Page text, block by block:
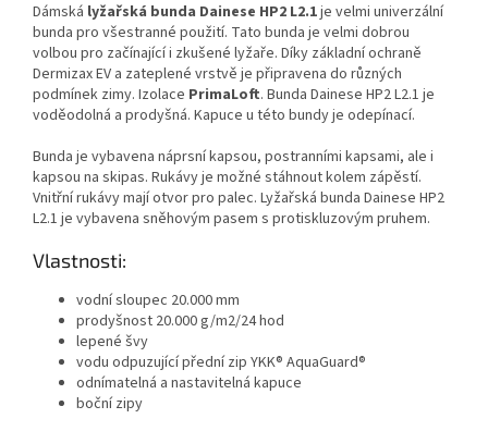
Dámská lyžařská bunda Dainese HP2 L2.1je velmi univerzální
bunda pro všestranné použití. Tato bunda je velmi dobrou
volbou pro začínající i zkušené lyžaře. Díky základní ochraně
Dermizax EV a zateplené vrstvě je připravena do různých
podmínek zimy. Izolace PrimaLoft. Bunda Dainese HP2 L2.1 je
voděodolná a prodyšná. Kapuce u této bundy je odepínací.
Bunda je vybavena náprsní kapsou, postranními kapsami, ale i
kapsou na skipas. Rukávy je možné stáhnout kolem zápěstí.
Vnitřní rukávy mají otvor pro palec. Lyžařská bunda Dainese HP2
L2.1 je vybavena sněhovým pasem s protiskluzovým pruhem.
Vlastnosti:
vodní sloupec 20.000 mm
prodyšnost 20.000 g/m2/24 hod
lepené švy
vodu odpuzující přední zip YKK® AquaGuard®
odnímatelná a nastavitelná kapuce
boční zipy